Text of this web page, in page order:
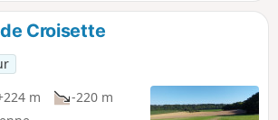
Croisette
m
-220 m